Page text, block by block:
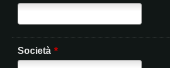
Società *